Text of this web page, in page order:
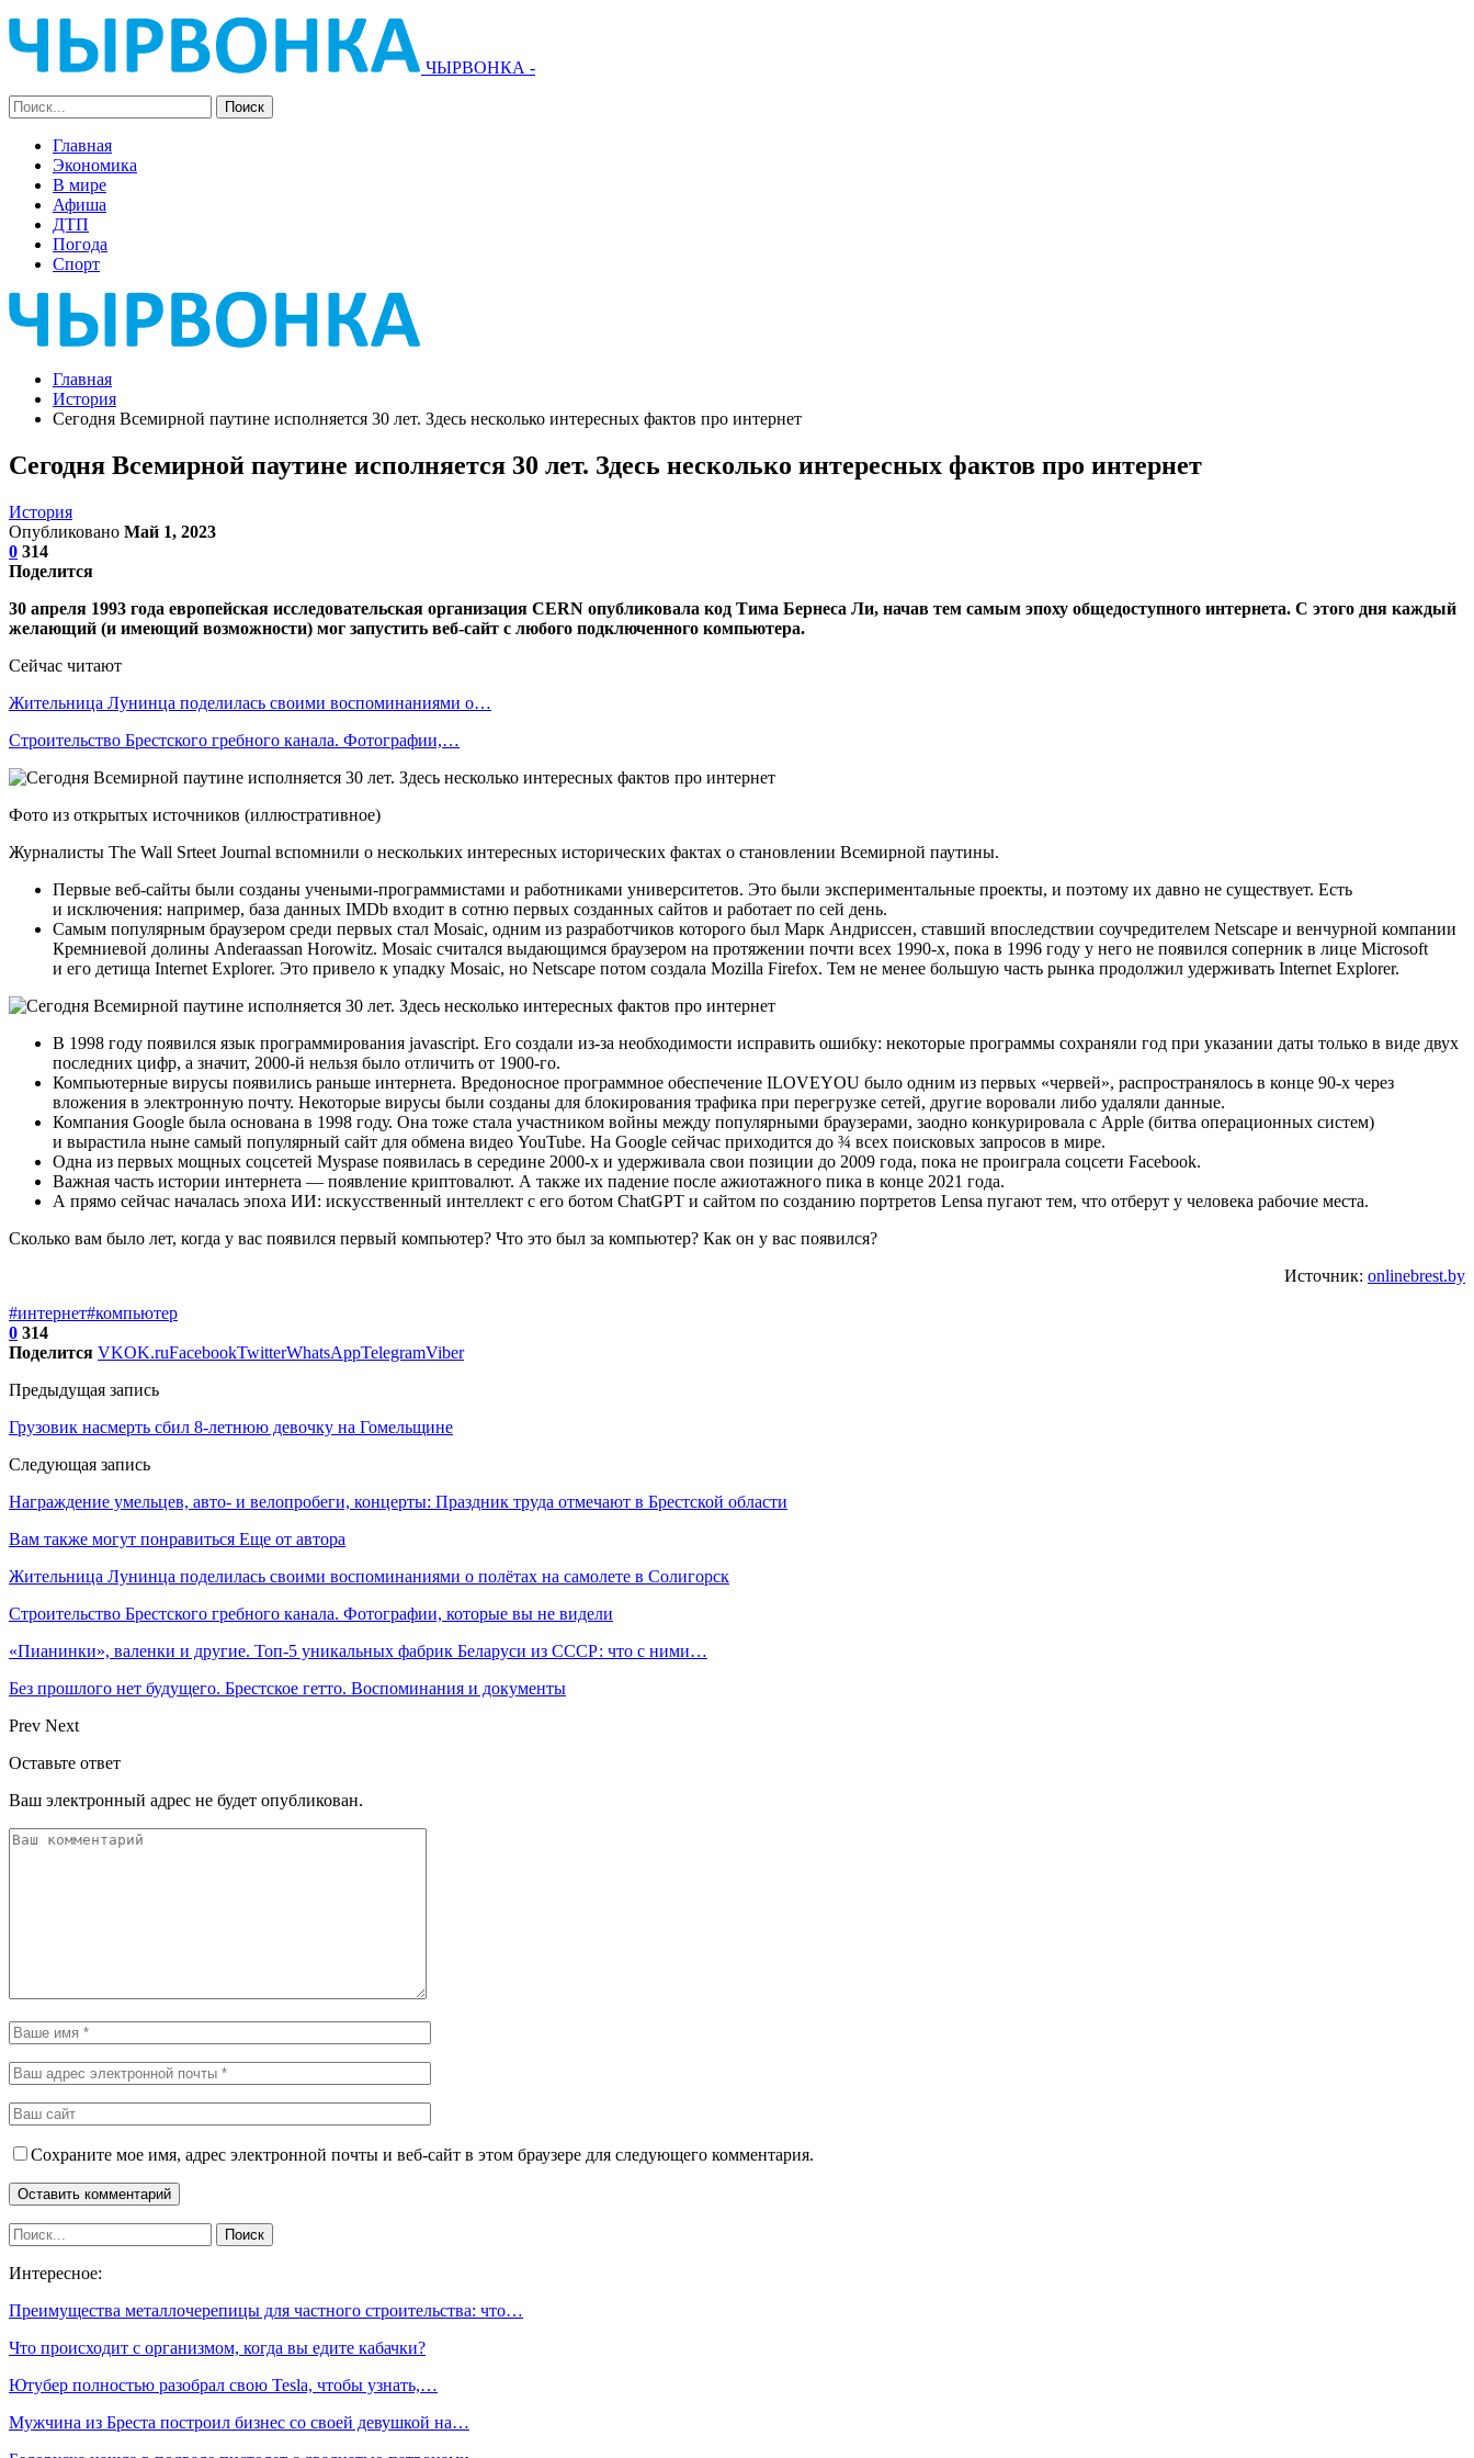
ЧЫРВОНКА -
Главная
Экономика
В мире
Афиша
ДТП
Погода
Спорт
Главная
История
Сегодня Всемирной паутине исполняется 30 лет. Здесь несколько интересных фактов про интернет
Сегодня Всемирной паутине исполняется 30 лет. Здесь несколько интересных фактов про интернет
История
Опубликовано Май 1, 2023
0 314
Поделится
30 апреля 1993 года европейская исследовательская организация CERN опубликовала код Тима Бернеса Ли, начав тем самым эпоху общедоступного интернета. С этого дня каждый
желающий (и имеющий возможности) мог запустить веб-сайт с любого подключенного компьютера.
Сейчас читают
Жительница Лунинца поделилась своими воспоминаниями о…
Строительство Брестского гребного канала. Фотографии,…
Фото из открытых источников (иллюстративное)
Журналисты The Wall Srteet Journal вспомнили о нескольких интересных исторических фактах о становлении Всемирной паутины.
Первые веб-сайты были созданы учеными-программистами и работниками университетов. Это были экспериментальные проекты, и поэтому их давно не существует. Есть
и исключения: например, база данных IMDb входит в сотню первых созданных сайтов и работает по сей день.
Самым популярным браузером среди первых стал Mosaic, одним из разработчиков которого был Марк Андриссен, ставший впоследствии соучредителем Netscape и венчурной компании
Кремниевой долины Anderaassan Horowitz. Mosaic считался выдающимся браузером на протяжении почти всех 1990-х, пока в 1996 году у него не появился соперник в лице Microsoft
и его детища Internet Explorer. Это привело к упадку Mosaic, но Netscape потом создала Mozilla Firefox. Тем не менее большую часть рынка продолжил удерживать Internet Explorer.
В 1998 году появился язык программирования javascript. Его создали из-за необходимости исправить ошибку: некоторые программы сохраняли год при указании даты только в виде двух
последних цифр, а значит, 2000-й нельзя было отличить от 1900-го.
Компьютерные вирусы появились раньше интернета. Вредоносное программное обеспечение ILOVEYOU было одним из первых «червей», распространялось в конце 90-х через
вложения в электронную почту. Некоторые вирусы были созданы для блокирования трафика при перегрузке сетей, другие воровали либо удаляли данные.
Компания Google была основана в 1998 году. Она тоже стала участником войны между популярными браузерами, заодно конкурировала с Apple (битва операционных систем)
и вырастила ныне самый популярный сайт для обмена видео YouTube. На Google сейчас приходится до ¾ всех поисковых запросов в мире.
Одна из первых мощных соцсетей Myspase появилась в середине 2000-х и удерживала свои позиции до 2009 года, пока не проиграла соцсети Facebook.
Важная часть истории интернета — появление криптовалют. А также их падение после ажиотажного пика в конце 2021 года.
А прямо сейчас началась эпоха ИИ: искусственный интеллект с его ботом ChatGPT и сайтом по созданию портретов Lensa пугают тем, что отберут у человека рабочие места.
Сколько вам было лет, когда у вас появился первый компьютер? Что это был за компьютер? Как он у вас появился?
Источник: onlinebrest.by
#интернет#компьютер
0 314
Поделится VKOK.ruFacebookTwitterWhatsAppTelegramViber
Предыдущая запись
Грузовик насмерть сбил 8-летнюю девочку на Гомельщине
Следующая запись
Награждение умельцев, авто- и велопробеги, концерты: Праздник труда отмечают в Брестской области
Вам также могут понравиться Еще от автора
Жительница Лунинца поделилась своими воспоминаниями о полётах на самолете в Солигорск
Строительство Брестского гребного канала. Фотографии, которые вы не видели
«Пианинки», валенки и другие. Топ-5 уникальных фабрик Беларуси из СССР: что с ними…
Без прошлого нет будущего. Брестское гетто. Воспоминания и документы
Prev Next
Оставьте ответ
Ваш электронный адрес не будет опубликован.
Сохраните мое имя, адрес электронной почты и веб-сайт в этом браузере для следующего комментария.
Интересное:
Преимущества металлочерепицы для частного строительства: что…
Что происходит с организмом, когда вы едите кабачки?
Ютубер полностью разобрал свою Tesla, чтобы узнать,…
Мужчина из Бреста построил бизнес со своей девушкой на…